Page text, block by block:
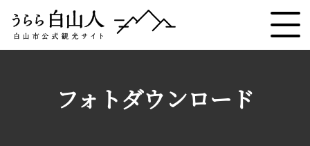
フォトダウンロード